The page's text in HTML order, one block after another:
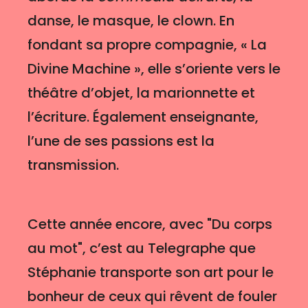
danse, le masque, le clown. En
fondant sa propre compagnie, « La
Divine Machine », elle s’oriente vers le
théâtre d’objet, la marionnette et
l’écriture. Également enseignante,
l’une de ses passions est la
transmission.
Cette année encore, avec "Du corps
au mot", c’est au Telegraphe que
Stéphanie transporte son art pour le
bonheur de ceux qui rêvent de fouler